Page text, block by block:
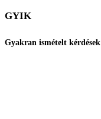
GYIK
Gyakran ismételt kérdések